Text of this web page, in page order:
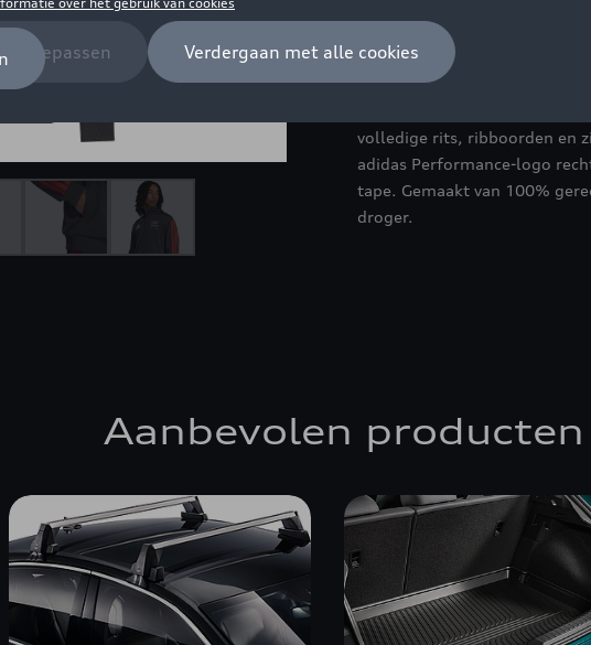
Beschrijving
Trainingsjas in zwart-grijs
volledige rits, ribboorden en
adidas Performance-logo
tape. Gemaakt van 100%
droger.
Aanbevolen producten